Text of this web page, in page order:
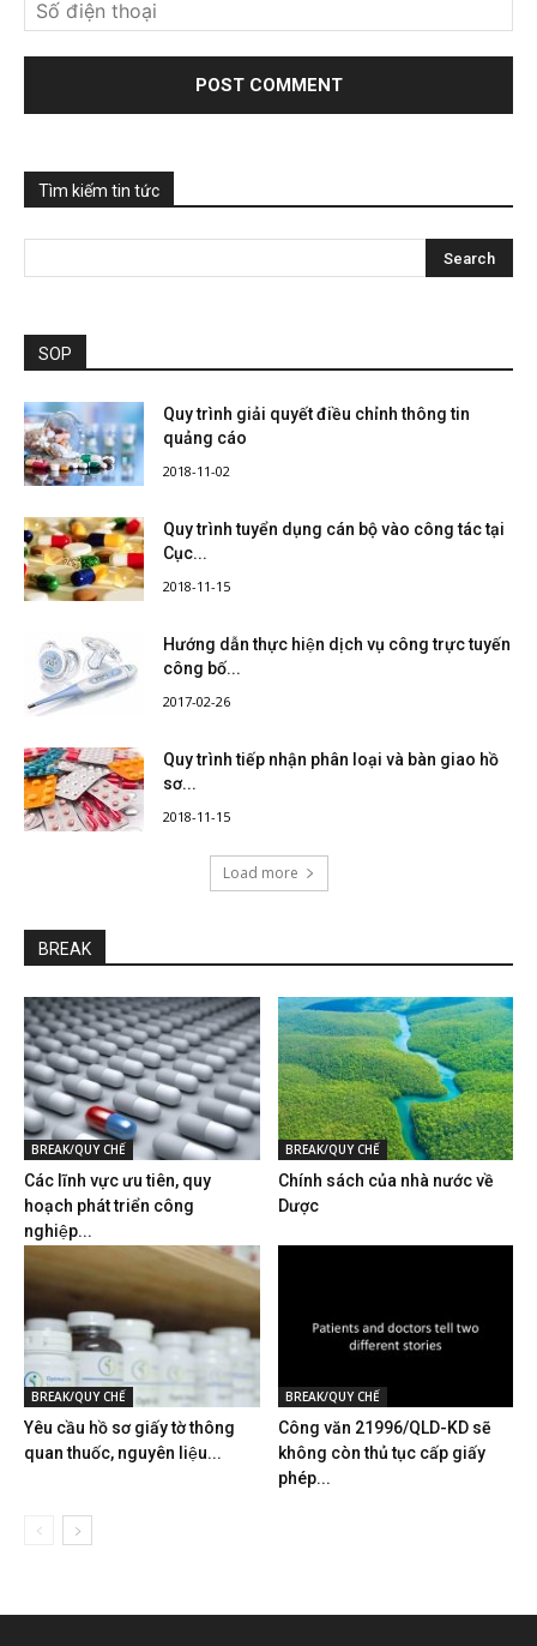
Tìm kiếm tin tức
SOP
Quy trình giải quyết điều chỉnh thông tin
quảng cáo
2018-11-02
Quy trình tuyển dụng cán bộ vào công tác tại
Cục...
2018-11-15
Hướng dẫn thực hiện dịch vụ công trực tuyến
công bố...
2017-02-26
Quy trình tiếp nhận phân loại và bàn giao hồ
sơ...
2018-11-15
Load more
BREAK
BREAK/QUY CHẾ
Các lĩnh vực ưu tiên, quy
hoạch phát triển công
nghiệp...
BREAK/QUY CHẾ
Chính sách của nhà nước về
Dược
BREAK/QUY CHẾ
Yêu cầu hồ sơ giấy tờ thông
quan thuốc, nguyên liệu...
BREAK/QUY CHẾ
Công văn 21996/QLD-KD sẽ
không còn thủ tục cấp giấy
phép...